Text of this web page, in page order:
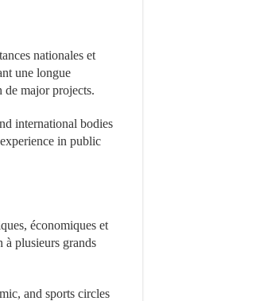
nationales et
une longue
de major projects.
international bodies
in public
économiques et
à plusieurs grands
and sports circles